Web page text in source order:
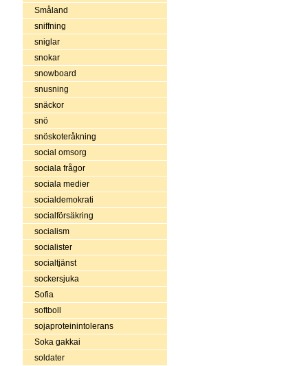
Småland
sniffning
sniglar
snokar
snowboard
snusning
snäckor
snö
snöskoteråkning
social omsorg
sociala frågor
sociala medier
socialdemokrati
socialförsäkring
socialism
socialister
socialtjänst
sockersjuka
Sofia
softboll
sojaproteinintolerans
Soka gakkai
soldater